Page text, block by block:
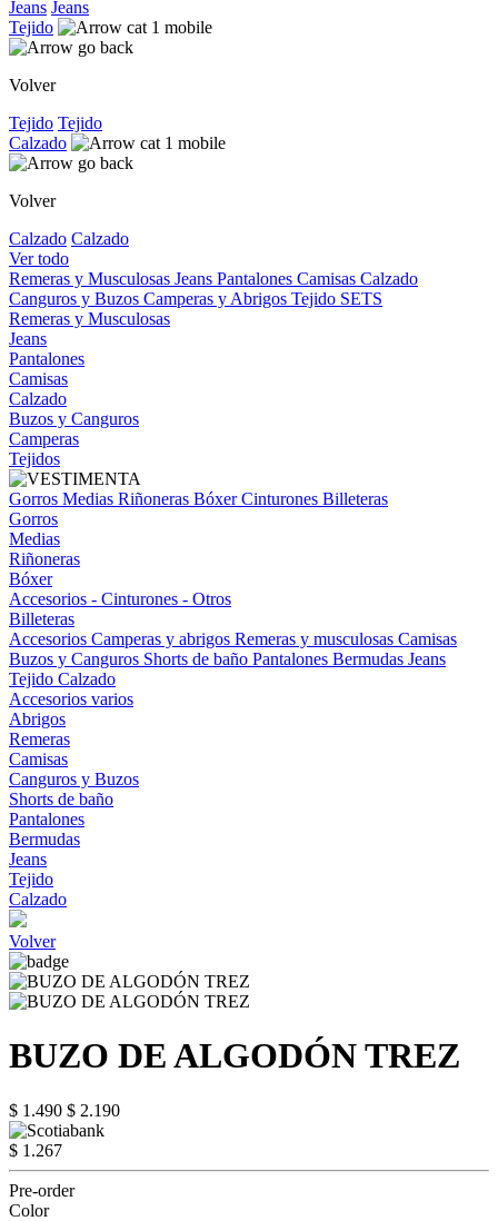
Jeans Jeans
Tejido
Volver
Tejido Tejido
Calzado
Volver
Calzado Calzado
Ver todo
Remeras y Musculosas Jeans Pantalones Camisas Calzado
Canguros y Buzos Camperas y Abrigos Tejido SETS
Remeras y Musculosas
Jeans
Pantalones
Camisas
Calzado
Buzos y Canguros
Camperas
Tejidos
Gorros Medias Riñoneras BóxerCinturones Billeteras
Gorros
Medias
Riñoneras
Bóxer
Accesorios - Cinturones - Otros
Billeteras
Accesorios Camperas y abrigos Remeras y musculosas Camisas
Buzos y Canguros Shorts de baño Pantalones Bermudas Jeans
Tejido Calzado
Accesorios varios
Abrigos
Remeras
Camisas
Canguros y Buzos
Shorts de baño
Pantalones
Bermudas
Jeans
Tejido
Calzado
Volver
BUZO DE ALGODÓN TREZ
$ 1.490 $ 2.190
$ 1.267
Pre-order
Color